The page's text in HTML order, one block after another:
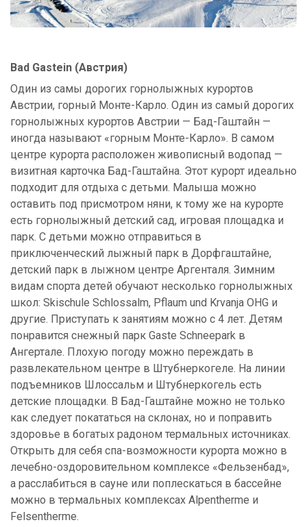
Bad Gastein (Австрия)
Один из самы дорогих горнолыжных курортов
Австрии, горный Монте-Карло. Один из самый дорогих
горнолыжных курортов Австрии — Бад-Гаштайн —
иногда называют «горным Монте-Карло». В самом
центре курорта расположен живописный водопад —
визитная карточка Бад-Гаштайна. Этот курорт идеально
подходит для отдыха с детьми. Малыша можно
оставить под присмотром няни, к тому же на курорте
есть горнолыжный детский сад, игровая площадка и
парк. С детьми можно отправиться в
приключенческий лыжный парк в Дорфгаштайне,
детский парк в лыжном центре Аргенталя. Зимним
видам спорта детей обучают несколько горнолыжных
школ: Skischule Schlossalm, Pflaum und Krvanja OHG и
другие. Приступать к занятиям можно с 4 лет. Детям
понравится снежный парк Gaste Schneepark в
Ангертале. Плохую погоду можно переждать в
развлекательном центре в Штубнеркогеле. На линии
подъемников Шлоссальм и Штубнеркогель есть
детские площадки. В Бад-Гаштайне можно не только
как следует покататься на склонах, но и поправить
здоровье в богатых радоном термальных источниках.
Открыть для себя спа-возможности курорта можно в
лечебно-оздоровительном комплексе «Фельзенбад»,
а расслабиться в сауне или поплескаться в бассейне
можно в термальных комплексах Alpentherme и
Felsentherme.